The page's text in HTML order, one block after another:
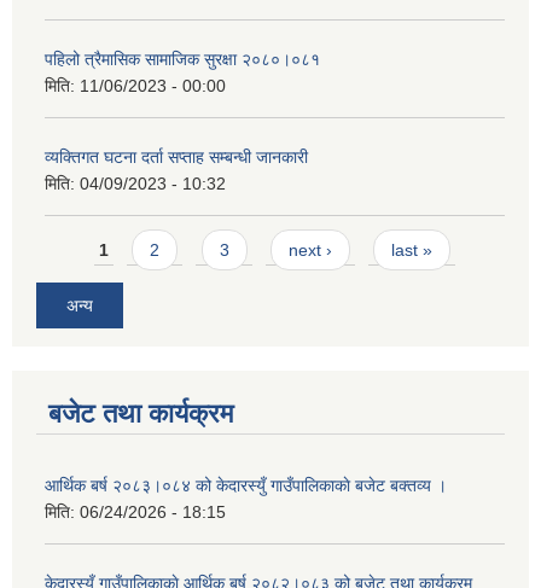
पहिलो त्रैमासिक सामाजिक सुरक्षा २०८०।०८१
मिति: 11/06/2023 - 00:00
व्यक्तिगत घटना दर्ता सप्ताह सम्बन्धी जानकारी
मिति: 04/09/2023 - 10:32
Pages
1 2 3 next › last »
अन्य
बजेट तथा कार्यक्रम
आर्थिक बर्ष २०८३।०८४ को केदारस्युँ गाउँपालिकाकाे बजेट बक्तव्य ।
मिति: 06/24/2026 - 18:15
केदारस्यूँ गाउँपालिकाकाे आर्थिक बर्ष २०८२।०८३ को बजेट तथा कार्यक्रम